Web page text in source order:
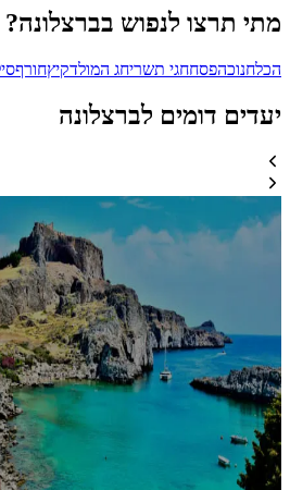
מתי תרצו לנפוש בברצלונה?
הכלחנוכהפסחחגי תשריחג המולדקיץחורף
יעדים דומים לברצלונה